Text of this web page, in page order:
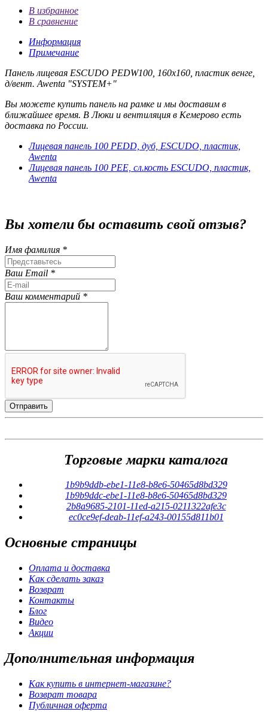
В избранное
В сравнение
Информация
Примечание
Панель лицевая ESCUDO PEDW100, 160х160, пластик венге,
д/вент. Awenta "SYSTEM+"
Вы можете купить панель на рамке и мы доставим в
ближайшее время. В Люки и вентиляция в Кемерово есть
доставка по России.
Лицевая панель 100 PEDD, дуб, ESCUDO, пластик,
Awenta
Лицевая панель 100 PEE, сл.кость ESCUDO, пластик,
Awenta
Вы хотели бы оставить свой отзыв?
Имя фамилия *
Ваш Email *
Ваш комментарий *
Торговые марки каталога
1b9b9ddb-ebe1-11e8-b8e6-50465d8bd329
1b9b9ddc-ebe1-11e8-b8e6-50465d8bd329
2b8a9685-2101-11ed-a215-0211322afe3c
ec0ce9ef-deab-11ef-a243-00155d811b01
Основные страницы
Оплата и доставка
Как сделать заказ
Возврат
Контакты
Блог
Видео
Акции
Дополнительная информация
Как купить в интернет-магазине?
Возврат товара
Публичная оферта